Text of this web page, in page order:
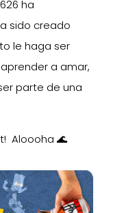
ha
sido creado
le haga ser
a amar,
parte de una
Aloooha 🌊